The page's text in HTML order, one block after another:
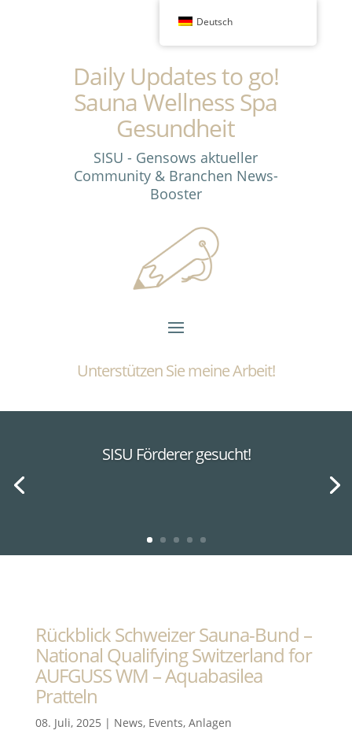
Daily Updates to go!
Sauna Wellness Spa
Gesundheit
SISU - Gensows aktueller
Community & Branchen News-
Booster
Unterstützen Sie meine Arbeit!
SISU Förderer gesucht!
Rückblick Schweizer Sauna-Bund –
National Qualifying Switzerland for
AUFGUSS WM – Aquabasilea
Pratteln
08. Juli, 2025 | News, Events, Anlagen
Deutsch